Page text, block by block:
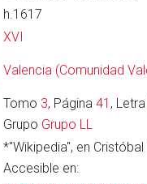
h.1617
XVI
Valencia (Comunidad
Tomo 3, Página 41 , Letra
Grupo Grupo LL
*"Wikipedia", en Cristóbal
Accesible en: